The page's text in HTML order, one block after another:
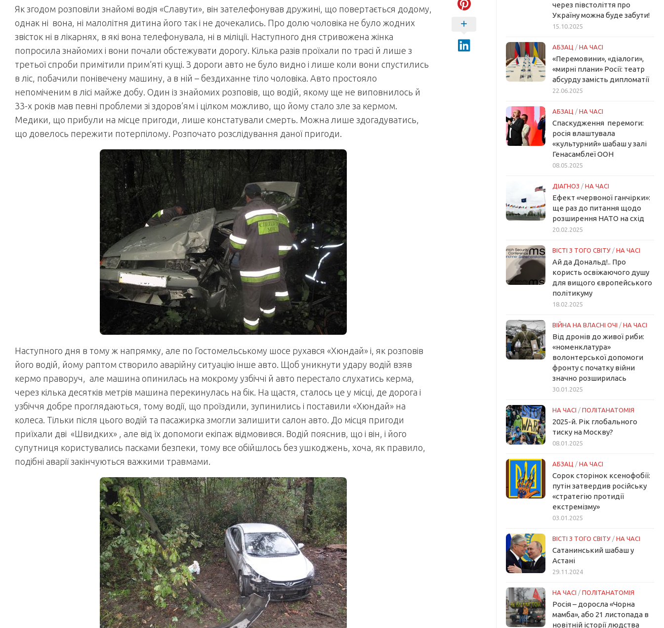
Як згодом розповіли знайомі водія «Славути», він зателефонував дружині, що повертається додому,
однак ні вона, ні малолітня дитина його так і не дочекались. Про долю чоловіка не було жодних
звісток ні в лікарнях, в які вона телефонувала, ні в міліції. Наступного дня стривожена жінка
попросила знайомих і вони почали обстежувати дорогу. Кілька разів проїхали по трасі й лише з
третьої спроби примітили прим’яті кущі. З дороги авто не було видно і лише коли вони спустились
в ліс, побачили понівечену машину, а в ній – бездиханне тіло чоловіка. Авто простояло
непоміченим в лісі майже добу. Один із знайомих розповів, що водій, якому ще не виповнилось й
33-х років мав певні проблеми зі здоров’ям і цілком можливо, що йому стало зле за кермом.
Медики, що прибули на місце пригоди, лише констатували смерть. Можна лише здогадуватись,
що довелось пережити потерпілому. Розпочато розслідування даної пригоди.
Наступного дня в тому ж напрямку, але по Гостомельському шосе рухався «Хюндай» і, як розповів
його водій, йому раптом створило аварійну ситуацію інше авто. Щоб уникнути удару водій взяв
кермо праворуч, але машина опинилась на мокрому узбіччі й авто перестало слухатись керма,
через кілька десятків метрів машина перекинулась на бік. На щастя, сталось це у місці, де дорога і
узбіччя добре проглядаються, тому водії, що проїздили, зупинились і поставили «Хюндай» на
колеса. Тільки після цього водій та пасажирка змогли залишити салон авто. До місця пригоди
приїхали дві «Швидких» , але від їх допомоги екіпаж відмовився. Водій пояснив, що і він, і його
супутниця користувались пасками безпеки, тому все обійшлось без ушкоджень, хоча, як правило,
подібні аварії закінчуються важкими травмами.
через півстоліття про
Україну можна буде забути!
15.10.2025
АБЗАЦ / НА ЧАСІ
«Перемовини», «діалоги»,
«мирні плани» Росії: театр
абсурду замість дипломатії
22.06.2025
АБЗАЦ / НА ЧАСІ
Спаскудження перемоги:
росія влаштувала
«культурний» шабаш у залі
Генасамблеї ООН
08.05.2025
ДІАГНОЗ / НА ЧАСІ
Ефект «червоної ганчірки»:
ще раз до питання щодо
розширення НАТО на схід
20.02.2025
ВІСТІ З ТОГО СВІТУ / НА ЧАСІ
Ай да Дональд!.. Про
користь освіжаючого душу
для вищого європейського
політикуму
18.02.2025
ВІЙНА НА ВЛАСНІ ОЧІ / НА ЧАСІ
Від дронів до живої риби:
«номенклатура»
волонтерської допомоги
фронту с початку війни
значно розширилась
30.01.2025
НА ЧАСІ / ПОЛІТАНАТОМІЯ
2025-й. Рік глобального
тиску на Москву?
08.01.2025
АБЗАЦ / НА ЧАСІ
Сорок сторінок ксенофобії:
путін затвердив російську
«стратегію протидії
екстремізму»
03.01.2025
ВІСТІ З ТОГО СВІТУ / НА ЧАСІ
Сатанинський шабаш у
Астані
29.11.2024
НА ЧАСІ / ПОЛІТАНАТОМІЯ
Росія – доросла «Чорна
мамба», або 21 листопада в
новітній історії людства